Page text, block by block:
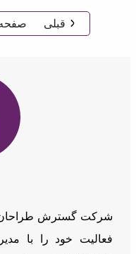
قبلی
شرکت گسترش طراحان
فعالیت خود را با